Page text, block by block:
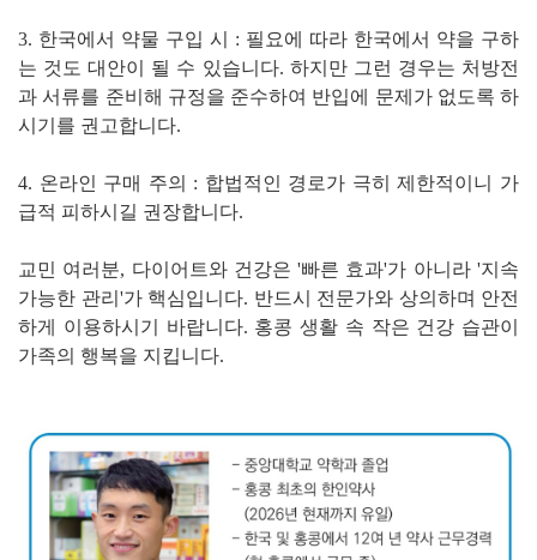
3. 한국에서 약물 구입 시 : 필요에 따라 한국에서 약을 구하
는 것도 대안이 될 수 있습니다. 하지만 그런 경우는 처방전
과 서류를 준비해 규정을 준수하여 반입에 문제가 없도록 하
시기를 권고합니다.
4. 온라인 구매 주의 : 합법적인 경로가 극히 제한적이니 가
급적 피하시길 권장합니다.
교민 여러분, 다이어트와 건강은 '빠른 효과'가 아니라 '지속
가능한 관리'가 핵심입니다. 반드시 전문가와 상의하며 안전
하게 이용하시기 바랍니다. 홍콩 생활 속 작은 건강 습관이
가족의 행복을 지킵니다.